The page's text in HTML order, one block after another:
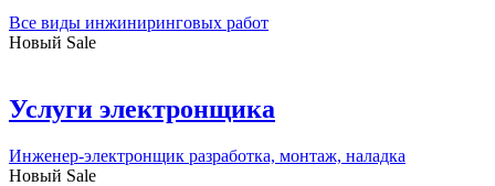
Все виды инжиниринговых работ
Новый Sale
Услуги электронщика
Инженер-электронщик разработка, монтаж, наладка
Новый Sale